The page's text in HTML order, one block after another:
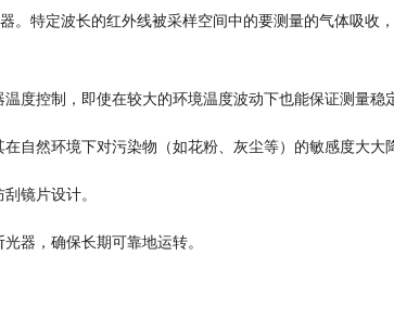
。特定波长的红外线被采样空间中的要测量的气体吸收
温度控制，即使在较大的环境温度波动下也能保证测量稳
在自然环境下对污染物（如花粉、灰尘等）的敏感度大大
镜片设计。
器，确保长期可靠地运转。